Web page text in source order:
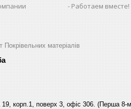
Работаем вместе!
матеріалів
19, корп.1, поверх 3, офіс 306. (Перша 8-